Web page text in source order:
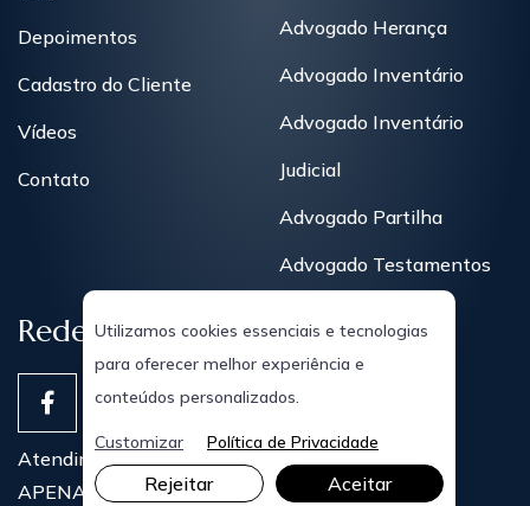
Depoimentos
Cadastro do Cliente
Vídeos
Contato
Advogado Herança
Advogado Inventário
Advogado Inventário
Judicial
Advogado Partilha
Advogado Testamentos
Redes Sociais
Atendimentos Presenciais
APENAS COM AGENDAMENTO PRÉVIO
Utilizamos cookies essenciais e tecnologias
para oferecer melhor experiência e
conteúdos personalizados.
Customizar Política de Privacidade
Rejeitar Aceitar